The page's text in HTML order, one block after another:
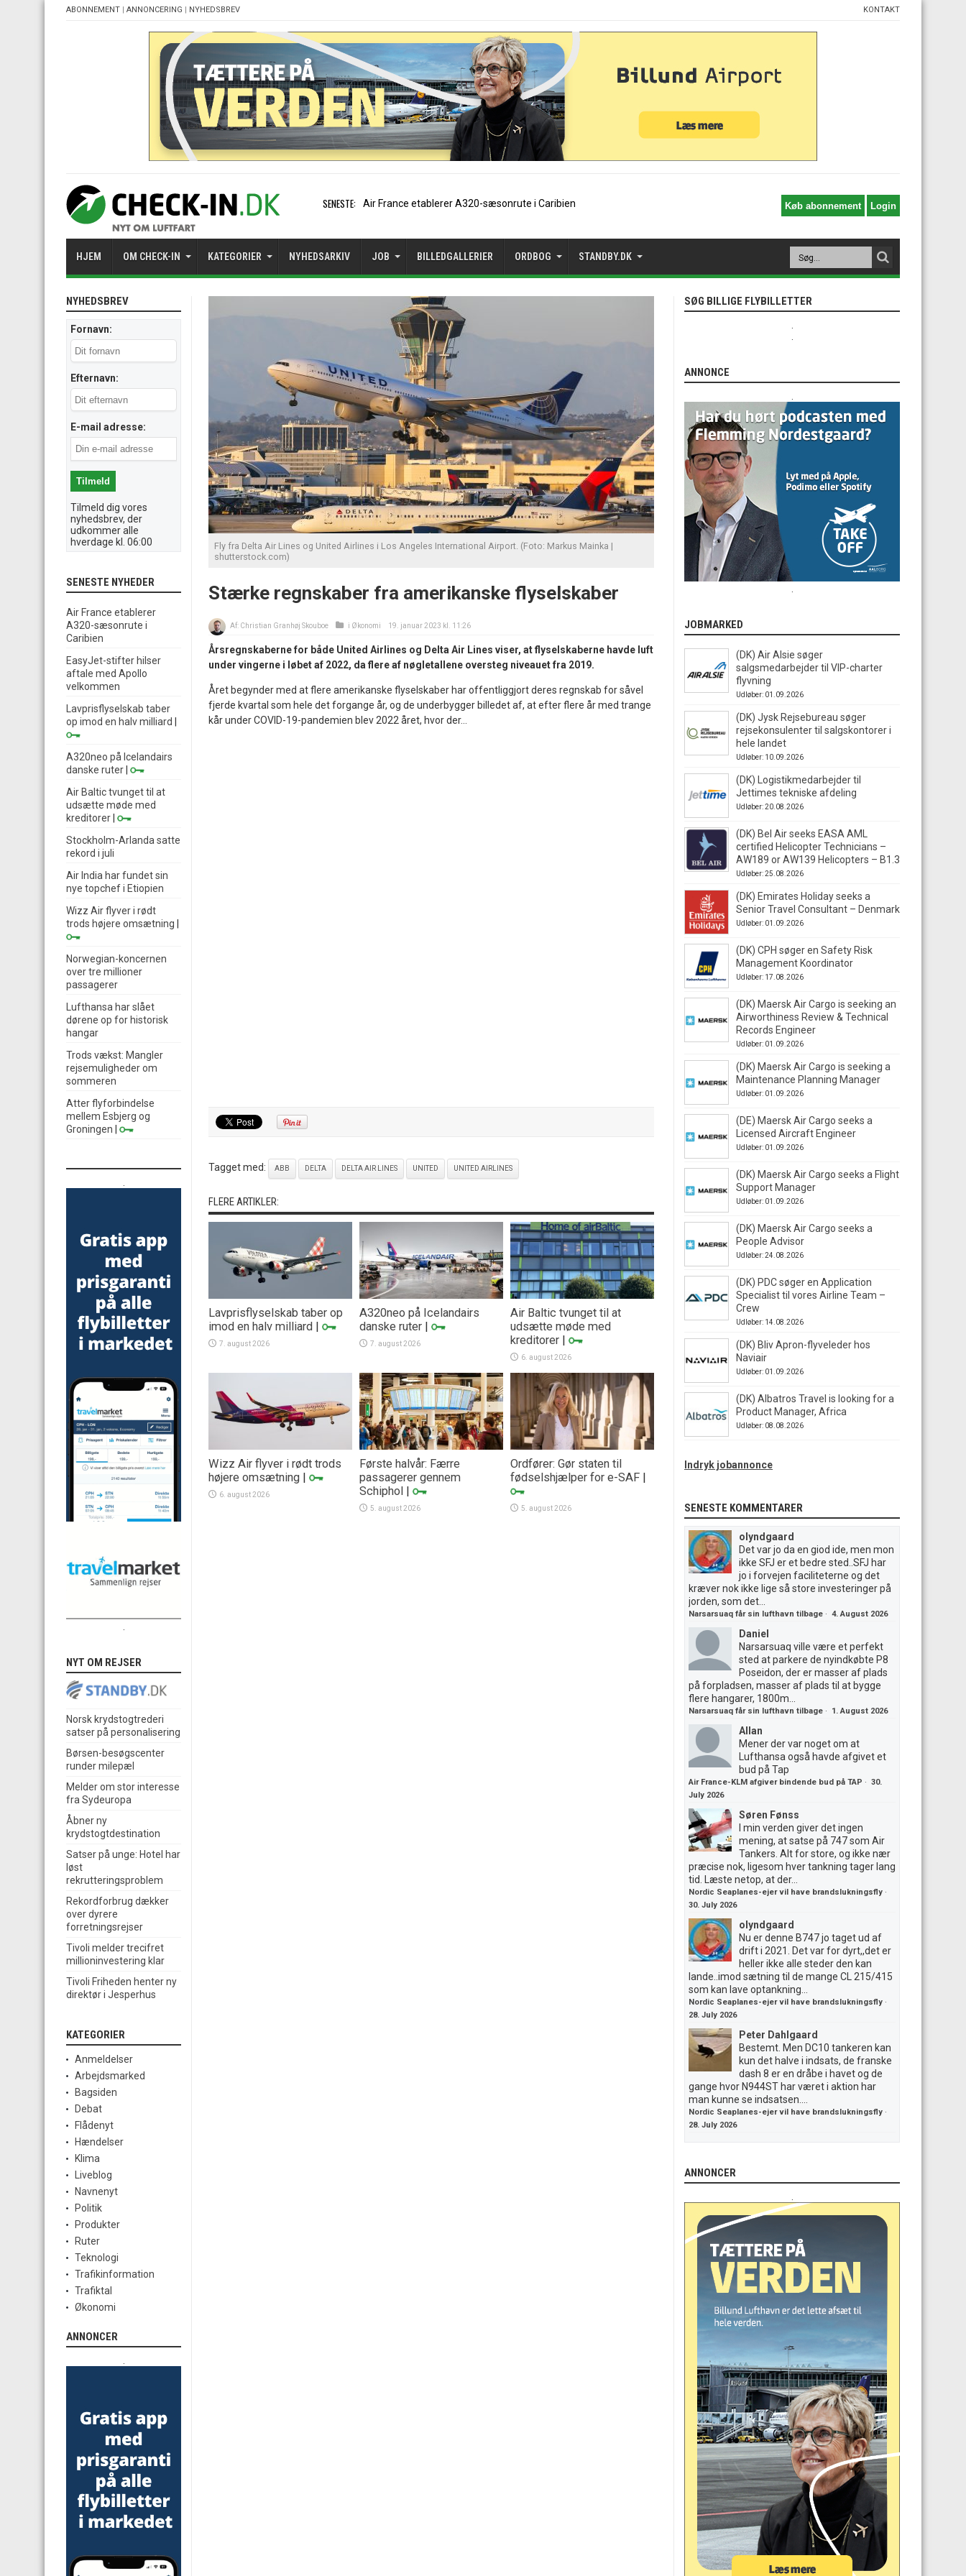
ABONNEMENT | ANNONCERING | NYHEDSBREV KONTAKT
SENESTE: EasyJet-stifter hilser afta
HJEM OM CHECK-IN KATEGORIER NYHEDSARKIV JOB BILLEDGALLERIER ORDBOG STANDBY.DK
Fly fra Delta Air Lines og United Airlines i Los Angeles International Airport. (Foto: Markus Mainka |
shutterstock.com)
Stærke regnskaber fra amerikanske flyselskaber
Af: Christian Granhøj Skouboe i Økonomi 19. januar 2023 kl. 11:26
Årsregnskaberne for både United Airlines og Delta Air Lines viser, at flyselskaberne havde luft
under vingerne i løbet af 2022, da flere af nøgletallene oversteg niveauet fra 2019.
Året begynder med at flere amerikanske flyselskaber har offentliggjort deres regnskab for såvel
fjerde kvartal som hele det forgange år, og de underbygger billedet af, at efter flere år med trange
kår under COVID-19-pandemien blev 2022 året, hvor der...
Tagget med: ABB DELTA DELTA AIR LINES UNITED UNITED AIRLINES
FLERE ARTIKLER:
Lavprisflyselskab taber op
imod en halv milliard |
7. august 2026
A320neo på Icelandairs
danske ruter |
7. august 2026
Air Baltic tvunget til at
udsætte møde med
kreditorer |
6. august 2026
Wizz Air flyver i rødt trods
højere omsætning |
6. august 2026
Første halvår: Færre
passagerer gennem
Schiphol |
5. august 2026
Ordfører: Gør staten til
fødselshjælper for e-SAF |
5. august 2026
NYHEDSBREV
Fornavn:
Efternavn:
E-mail adresse:
Tilmeld dig vores
nyhedsbrev, der
udkommer alle
hverdage kl. 06:00
SENESTE NYHEDER
Air France etablerer
A320-sæsonrute i
Caribien
EasyJet-stifter hilser
aftale med Apollo
velkommen
Lavprisflyselskab taber
op imod en halv milliard
A320neo på Icelandairs
danske ruter
Air Baltic tvunget til at
udsætte møde med
kreditorer
Stockholm-Arlanda satte
rekord i juli
Air India har fundet sin
nye topchef i Etiopien
Wizz Air flyver i rødt
trods højere omsætning
Norwegian-koncernen
over tre millioner
passagerer
Lufthansa har slået
dørene op for historisk
hangar
Trods vækst: Mangler
rejsemuligheder om
sommeren
Atter flyforbindelse
mellem Esbjerg og
Groningen
NYT OM REJSER
Norsk krydstogtrederi
satser på personalisering
Børsen-besøgscenter
runder milepæl
Melder om stor interesse
fra Sydeuropa
Åbner ny
krydstogtdestination
Satser på unge: Hotel har
løst
rekrutteringsproblem
Rekordforbrug dækker
over dyrere
forretningsrejser
Tivoli melder trecifret
millioninvestering klar
Tivoli Friheden henter ny
direktør i Jesperhus
KATEGORIER
Anmeldelser
Arbejdsmarked
Bagsiden
Debat
Flådenyt
Hændelser
Klima
Liveblog
Navnenyt
Politik
Produkter
Ruter
Teknologi
Trafikinformation
Trafiktal
Økonomi
ANNONCER
SØG BILLIGE FLYBILLETTER
ANNONCE
JOBMARKED
(DK) Air Alsie søger
salgsmedarbejder til VIP-charter
flyvning
Udløber: 01.09.2026
(DK) Jysk Rejsebureau søger
rejsekonsulenter til salgskontorer i
hele landet
Udløber: 10.09.2026
(DK) Logistikmedarbejder til
Jettimes tekniske afdeling
Udløber: 20.08.2026
(DK) Bel Air seeks EASA AML
certified Helicopter Technicians –
AW189 or AW139 Helicopters – B1.3
Udløber: 25.08.2026
(DK) Emirates Holiday seeks a
Senior Travel Consultant – Denmark
Udløber: 01.09.2026
(DK) CPH søger en Safety Risk
Management Koordinator
Udløber: 17.08.2026
(DK) Maersk Air Cargo is seeking an
Airworthiness Review & Technical
Records Engineer
Udløber: 01.09.2026
(DK) Maersk Air Cargo is seeking a
Maintenance Planning Manager
Udløber: 01.09.2026
(DE) Maersk Air Cargo seeks a
Licensed Aircraft Engineer
Udløber: 01.09.2026
(DK) Maersk Air Cargo seeks a Flight
Support Manager
Udløber: 01.09.2026
(DK) Maersk Air Cargo seeks a
People Advisor
Udløber: 24.08.2026
(DK) PDC søger en Application
Specialist til vores Airline Team –
Crew
Udløber: 14.08.2026
(DK) Bliv Apron-flyveleder hos
Naviair
Udløber: 01.09.2026
(DK) Albatros Travel is looking for a
Product Manager, Africa
Udløber: 08.08.2026
Indryk jobannonce
SENESTE KOMMENTARER
olyndgaard
Det var jo da en giod ide, men mon
ikke SFJ er et bedre sted..SFJ har
jo i forvejen faciliteterne og det
kræver nok ikke lige så store investeringer på
jorden, som det...
Narsarsuaq får sin lufthavn tilbage · 4. August 2026
Daniel
Narsarsuaq ville være et perfekt
sted at parkere de nyindkøbte P8
Poseidon, der er masser af plads
på forpladsen, masser af plads til at bygge
flere hangarer, 1800m...
Narsarsuaq får sin lufthavn tilbage · 1. August 2026
Allan
Mener der var noget om at
Lufthansa også havde afgivet et
bud på Tap
Air France-KLM afgiver bindende bud på TAP · 30.
July 2026
Søren Fønss
I min verden giver det ingen
mening, at satse på 747 som Air
Tankers. Alt for store, og ikke nær
præcise nok, ligesom hver tankning tager lang
tid. Læste netop, at der...
Nordic Seaplanes-ejer vil have brandslukningsfly ·
30. July 2026
olyndgaard
Nu er denne B747 jo taget ud af
drift i 2021. Det var for dyrt,,det er
heller ikke alle steder den kan
lande..imod sætning til de mange CL 215/415
som kan lave optankning...
Nordic Seaplanes-ejer vil have brandslukningsfly ·
28. July 2026
Peter Dahlgaard
Bestemt. Men DC10 tankeren kan
kun det halve i indsats, de franske
dash 8 er en dråbe i havet og de
gange hvor N944ST har været i aktion har
man kunne se indsatsen....
Nordic Seaplanes-ejer vil have brandslukningsfly ·
28. July 2026
ANNONCER